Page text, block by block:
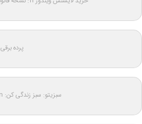
پرده برقی
سبزیتو: سبز زندگی کن: Sabzito.com